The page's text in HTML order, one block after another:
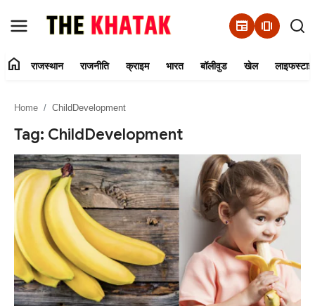
newspaper amp_stories
Contact Us
राजस्थान
राजनीति
क्राइम
भारत
बॉलीवुड
home राजस्थान राजनीति क्राइम भारत बॉलीवुड खेल
Home ChildDevelopment
Tag: ChildDevelopment